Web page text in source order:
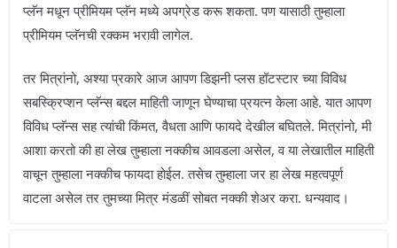
प्लॅन मधून प्रीमियम प्लॅन मध्ये अपग्रेड करू शकता. पण यासाठी तुम्हाला
प्रीमियम प्लॅनची रक्कम भरावी लागेल.
तर मित्रांनो, अश्या प्रकारे आज आपण डिझनी प्लस हॉटस्टार च्या विविध
सबस्क्रिप्शन प्लॅन्स बद्दल माहिती जाणून घेण्याचा प्रयत्न केला आहे. यात आपण
विविध प्लॅन्स सह त्यांची किंमत, वैधता आणि फायदे देखील बघितले. मित्रांनो, मी
आशा करतो की हा लेख तुम्हाला नक्कीच आवडला असेल, व या लेखातील माहिती
वाचून तुम्हाला नक्कीच फायदा होईल. तसेच तुम्हाला जर हा लेख महत्वपूर्ण
वाटला असेल तर तुमच्या मित्र मंडळीं सोबत नक्की शेअर करा. धन्यवाद।